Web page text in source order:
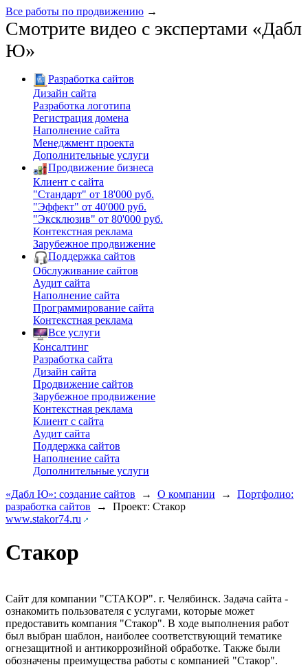
Все работы по продвижению →
Смотрите видео с экспертами «Дабл
Ю»
Разработка сайтов
Дизайн сайта
Разработка логотипа
Регистрация домена
Наполнение сайта
Менеджмент проекта
Дополнительные услуги
Продвижение бизнеса
Клиент с сайта
"Стандарт" от 18'000 руб.
"Эффект" от 40'000 руб.
"Эксклюзив" от 80'000 руб.
Контекстная реклама
Зарубежное продвижение
Поддержка сайтов
Обслуживание сайтов
Аудит сайта
Наполнение сайта
Программирование сайта
Контекстная реклама
Все услуги
Консалтинг
Разработка сайта
Дизайн сайта
Продвижение сайтов
Зарубежное продвижение
Контекстная реклама
Клиент с сайта
Аудит сайта
Поддержка сайтов
Наполнение сайта
Дополнительные услуги
«Дабл Ю»: создание сайтов
→ О компании →
Портфолио:
разработка сайтов
→
Проект: Стакор
www.stakor74.ru
Стакор
Сайт для компании "СТАКОР". г. Челябинск. Задача сайта -
ознакомить пользователя с услугами, которые может
предоставить компания "Стакор". В ходе выполнения работ
был выбран шаблон, наиболее соответствующий тематике
огнезащитной и антикоррозийной обработке. Также были
обозначены преимущества работы с компанией "Стакор".